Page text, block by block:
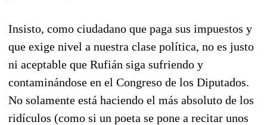
Insisto, como ciudadano que paga sus impuestos y
que exige nivel a nuestra clase política, no es justo
ni aceptable que Rufián siga sufriendo y
contaminándose en el Congreso de los Diputados.
No solamente está haciendo el más absoluto de los
ridículos (como si un poeta se pone a recitar unos